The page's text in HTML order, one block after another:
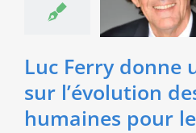
pour le
Art & Culture
Luc Ferry donne
sur l’évolution
humaines pour